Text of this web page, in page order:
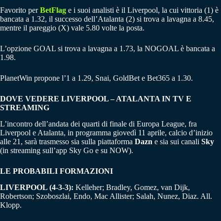
Favorito perBetFlag e i suoi analisti è il Liverpool, la cui vittoria (1) è
bancata a 1.32, il successo dell’Atalanta (2) si trova a lavagna a 8.45,
mentre il pareggio (X) vale 5.80 volte la posta.
L’opzione GOAL si trova a lavagna a 1.73, la NOGOAL è bancata a
1.98.
PlanetWin propone l’1 a 1.29, Snai, GoldBet e Bet365 a 1.30.
DOVE VEDERE LIVERPOOL – ATALANTA IN TV E
STREAMING
L’incontro dell’andata dei quarti di finale di Europa League, fra
Liverpool e Atalanta, in programma giovedì 11 aprile, calcio d’inizio
alle 21, sarà trasmesso sia sulla piattaforma Dazn e sia sui canali Sky
(in streaming sull’app Sky Go e su NOW).
LE PROBABILI FORMAZIONI
LIVERPOOL (4-3-3): Kelleher; Bradley, Gomez, van Dijk,
Robertson; Szoboszlai, Endo, Mac Allister; Salah, Nunez, Diaz. All.
Klopp.